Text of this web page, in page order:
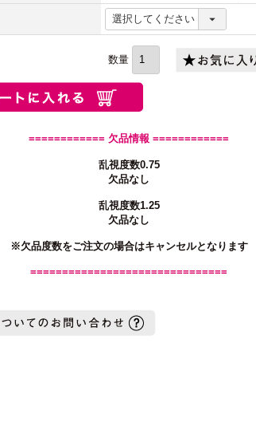
============ 欠品情報 ============
乱視度数0.75
欠品なし
乱視度数1.25
欠品なし
※欠品度数をご注文の場合はキャンセルとなります
===============================